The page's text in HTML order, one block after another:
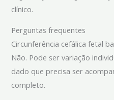
clínico.
Perguntas frequentes
Circunferência cefálica fetal
Não. Pode ser variação
dado que precisa ser
completo.